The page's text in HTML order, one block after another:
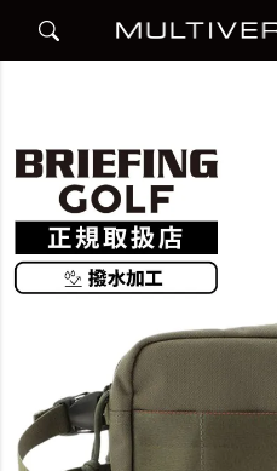
DOUBLE ZIP POUCH STD クラッチバッ